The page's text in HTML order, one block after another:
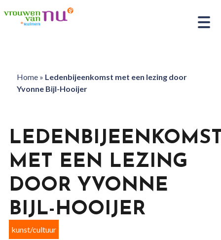
Home» Ledenbijeenkomst met een lezing door
Yvonne Bijl-Hooijer
MET EEN LEZING
DOOR YVONNE
BIJL-HOOIJER
kunst/cultuur